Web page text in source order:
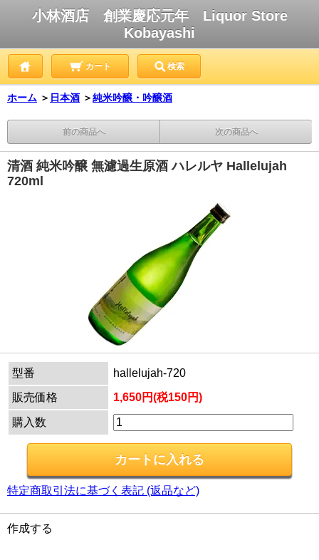
小林酒店 創業慶応元年 Liquor Store
Kobayashi
カート 検索
ホーム ＞ 日本酒 ＞純米吟醸・吟醸酒
前の商品へ 次の商品へ
清酒 純米吟醸 無濾過生原酒 ハレルヤ Hallelujah
720ml
型番
hallelujah-720
販売価格
1,650円(税150円)
購入数
特定商取引法に基づく表記 (返品など)
作成する